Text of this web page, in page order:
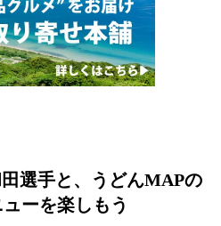
選手と、うどんMAPの
ーを楽しもう